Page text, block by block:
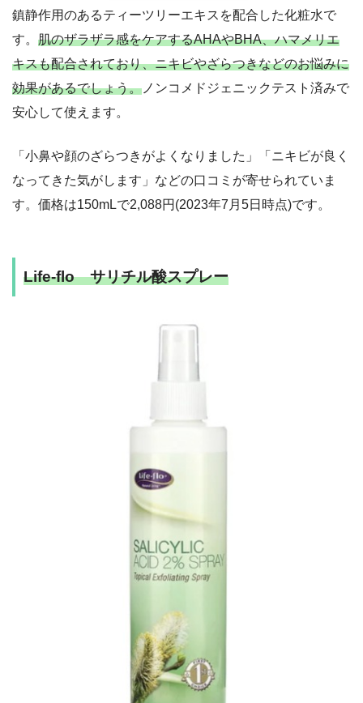
鎮静作用のあるティーツリーエキスを配合した化粧水で
す。 肌のザラザラ感をケアするAHAやBHA、ハマメリエ
キスも配合されており、ニキビやざらつきなどのお悩みに
効果があるでしょう。ノンコメドジェニックテスト済みで
安心して使えます。
「小鼻や顔のざらつきがよくなりました」「ニキビが良く
なってきた気がします」などの口コミが寄せられていま
す。価格は150mLで2,088円(2023年7月5日時点)です。
Life-flo サリチル酸スプレー